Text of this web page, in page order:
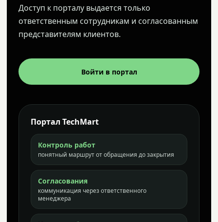
Доступ к порталу выдается только
ответственным сотрудникам и согласованным
представителям клиентов.
Войти в портал
Портал TechMart
Контроль работ
понятный маршрут от обращения до закрытия
Согласования
коммуникация через ответственного
менеджера